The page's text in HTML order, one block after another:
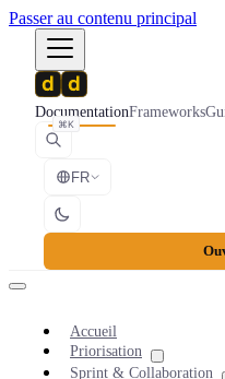
Passer au contenu principal
DocumentationFrameworks
⌘K
FR
Accueil
Priorisation
Sprint & Collaboration